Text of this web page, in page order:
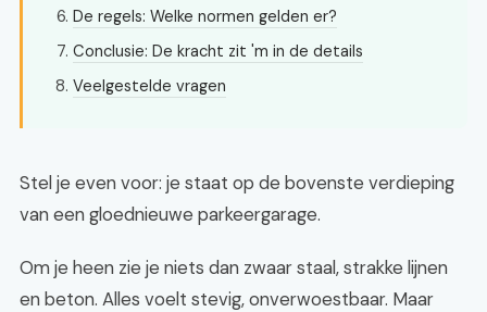
De regels: Welke normen gelden er?
Conclusie: De kracht zit 'm in de details
Veelgestelde vragen
Stel je even voor: je staat op de bovenste verdieping
van een gloednieuwe parkeergarage.
Om je heen zie je niets dan zwaar staal, strakke lijnen
en beton. Alles voelt stevig, onverwoestbaar. Maar